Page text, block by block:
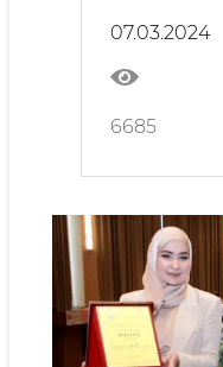
07.03.2024
6685